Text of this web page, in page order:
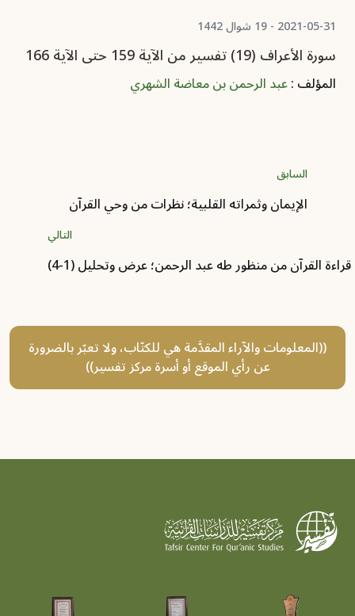
2021-05-31 - 19 شوال 1442
سورة الأعراف (19) تفسير من الآية 159 حتى الآية 166
المؤلف :عبد الرحمن بن معاضة الشهري
السابق
الإيمان وثمراته القلبية؛ نظرات من وحي القرآن
التالي
القرآن من منظور طه عبد الرحمن؛ عرض وتحليل (1-4)
((المعلومات والآراء المقدَّمة هي للكتّاب، ولا تعبّر بالضرورة
عن رأي الموقع أو أسرة مركز تفسير))